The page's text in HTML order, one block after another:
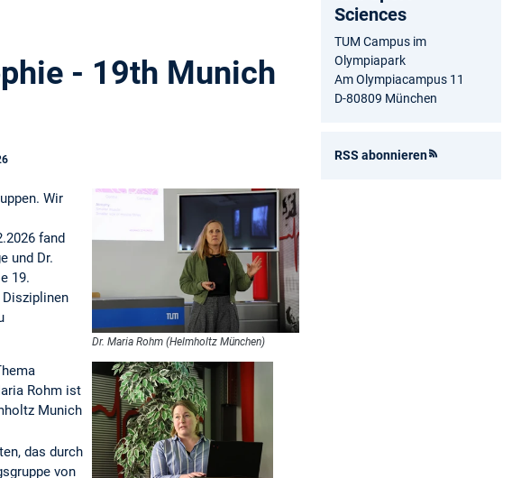
- 19th Munich
Dr. Maria Rohm (Helmholtz München)
Wir
fand
und Dr.
19.
Rohm ist
Munich
das durch
von
Sciences
TUM Campus im
Olympiapark
Am Olympiacampus 11
D-80809 München
RSS abonnieren